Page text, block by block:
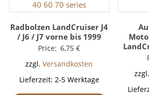
Radbolzen LandCruiser J4
/ J6 / J7 vorne bis 1999
Price: 6,75€
zzgl.Versandkosten
Lieferzeit: 2-5 Werktage
zzgl.